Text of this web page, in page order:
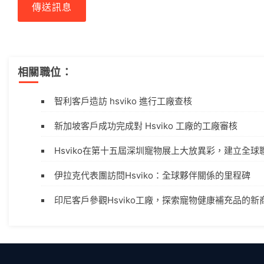
傳送訊息
相關職位：
智利客戶造訪 hsviko 進行工廠查核
新加坡客戶成功完成對 Hsviko 工廠的工廠審核
Hsviko在第十五屆深圳寵物展上大放異彩，建立全球
伊拉克代表團訪問Hsviko：全球夥伴關係的里程碑
印尼客戶參觀Hsviko工廠，探索寵物健康補充品的新